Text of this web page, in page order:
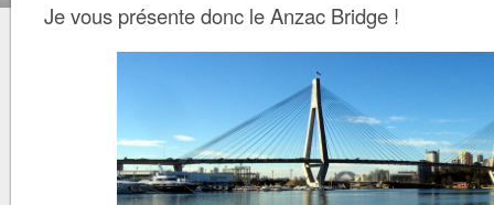
Je vous présente donc le Anzac Bridge !